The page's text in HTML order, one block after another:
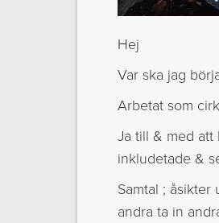
Hej
Var ska jag
Arbetat som
Ja till & med
inkludetade &
Samtal ;
andra ta in